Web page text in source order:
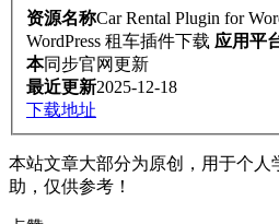
资源名称Car Rental Plugin for
WordPress 租车插件下载 应用平
本同步官网更新
最近更新2025-12-18
下载地址
本站文章大部分为原创，用于个
助，仅供参考！